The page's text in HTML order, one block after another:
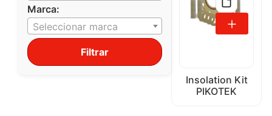
Marca:
Seleccionar marca
Filtrar
Insolation Kit
PIKOTEK